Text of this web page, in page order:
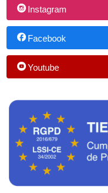
Instagram
Facebook
Youtube